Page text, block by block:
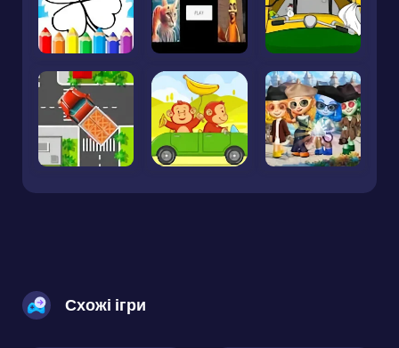
Схожі ігри